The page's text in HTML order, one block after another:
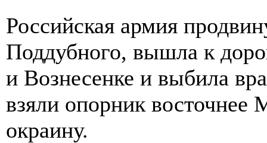
Российская армия
Поддубного, вышла к
и Вознесенке и выбила
взяли опорник
окраину.